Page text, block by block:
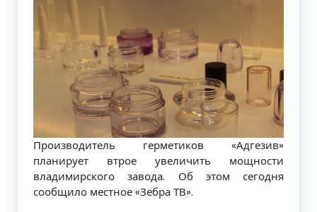
Производитель герметиков «Адгезив»
планирует втрое увеличить мощности
владимирского завода. Об этом сегодня
сообщило местное «Зебра ТВ».